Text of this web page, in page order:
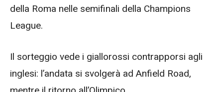
della Roma nelle semifinali della Champions
League.
Il sorteggio vede i giallorossi contrapporsi agli
inglesi: l’andata si svolgerà ad Anfield Road,